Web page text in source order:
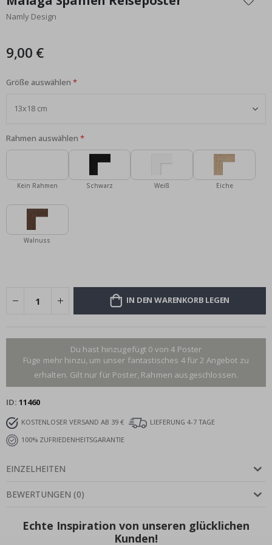
der
Bildgalerie
Namly Design
9,00 €
Größe auswählen
Rahmen auswählen
Kein Rahmen Schwarz Weiß Eiche
Walnuss
IN DEN WARENKORB LEGEN
Du hast hinzugefügt 0 von 4 Poster
Füge mehr hinzu, um unser fantastisches 4 für 2 Angebot zu
erhalten. Gilt nur für Poster, Rahmen ausgeschlossen.
ID 11460
KOSTENLOSER VERSAND AB 39 €
LIEFERUNG 4-7 TAGE
100% ZUFRIEDENHEITSGARANTIE
EINZELHEITEN
BEWERTUNGEN (0)
Echte Inspiration von unseren glücklichen
Kunden!